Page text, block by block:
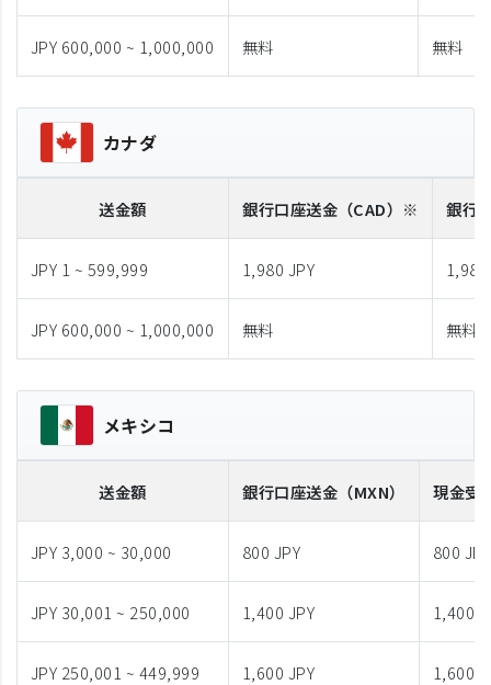
JPY 600,000 ~ 1,000,000 無料 無料
カナダ
送金額 銀行口座送金 （CAD）※ 銀行
JPY 1 ~ 599,999 1,980 JPY 1,980
JPY 600,000 ~ 1,000,000 無料 無料
メキシコ
送金額 銀行口座送金 （MXN） 現金受
JPY 3,000 ~ 30,000 800 JPY 800 JPY
JPY 30,001 ~ 250,000 1,400 JPY 1,400
JPY 250,001 ~ 449,999 1,600 JPY 1,600